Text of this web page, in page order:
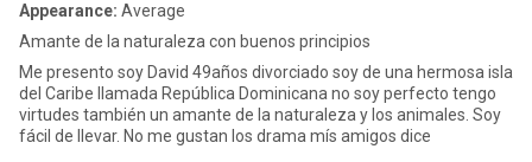
Appearance: Average
Amante de la naturaleza con buenos principios
Me presento soy David 49años divorciado soy de una hermosa isla
del Caribe llamada República Dominicana no soy perfecto tengo
virtudes también un amante de la naturaleza y los animales. Soy
fácil de llevar. No me gustan los drama mís amigos dice